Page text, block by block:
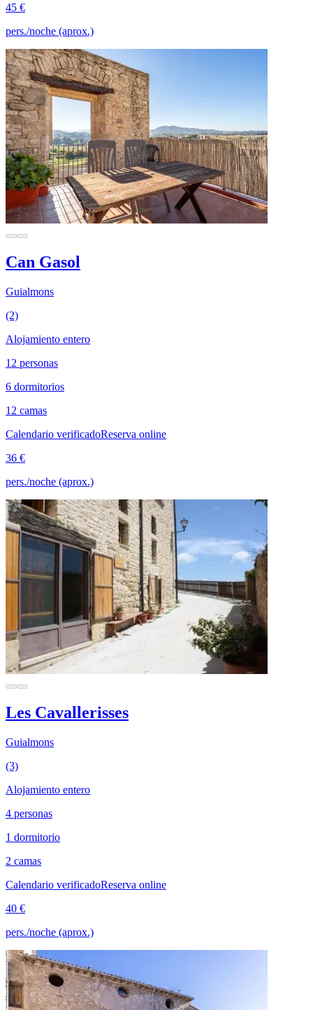
45 €
pers./noche (aprox.)
Can Gasol
Guialmons
(2)
Alojamiento entero
12 personas
6 dormitorios
12 camas
Calendario verificadoReserva online
36 €
pers./noche (aprox.)
Les Cavallerisses
Guialmons
(3)
Alojamiento entero
4 personas
1 dormitorio
2 camas
Calendario verificadoReserva online
40 €
pers./noche (aprox.)